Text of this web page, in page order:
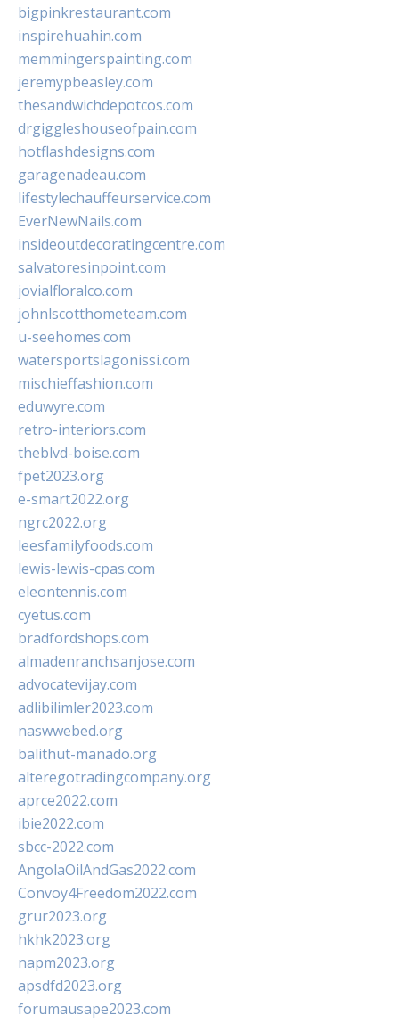
bigpinkrestaurant.com
inspirehuahin.com
memmingerspainting.com
jeremypbeasley.com
thesandwichdepotcos.com
drgiggleshouseofpain.com
hotflashdesigns.com
garagenadeau.com
lifestylechauffeurservice.com
EverNewNails.com
insideoutdecoratingcentre.com
salvatoresinpoint.com
jovialfloralco.com
johnlscotthometeam.com
u-seehomes.com
watersportslagonissi.com
mischieffashion.com
eduwyre.com
retro-interiors.com
theblvd-boise.com
fpet2023.org
e-smart2022.org
ngrc2022.org
leesfamilyfoods.com
lewis-lewis-cpas.com
eleontennis.com
cyetus.com
bradfordshops.com
almadenranchsanjose.com
advocatevijay.com
adlibilimler2023.com
naswwebed.org
balithut-manado.org
alteregotradingcompany.org
aprce2022.com
ibie2022.com
sbcc-2022.com
AngolaOilAndGas2022.com
Convoy4Freedom2022.com
grur2023.org
hkhk2023.org
napm2023.org
apsdfd2023.org
forumausape2023.com